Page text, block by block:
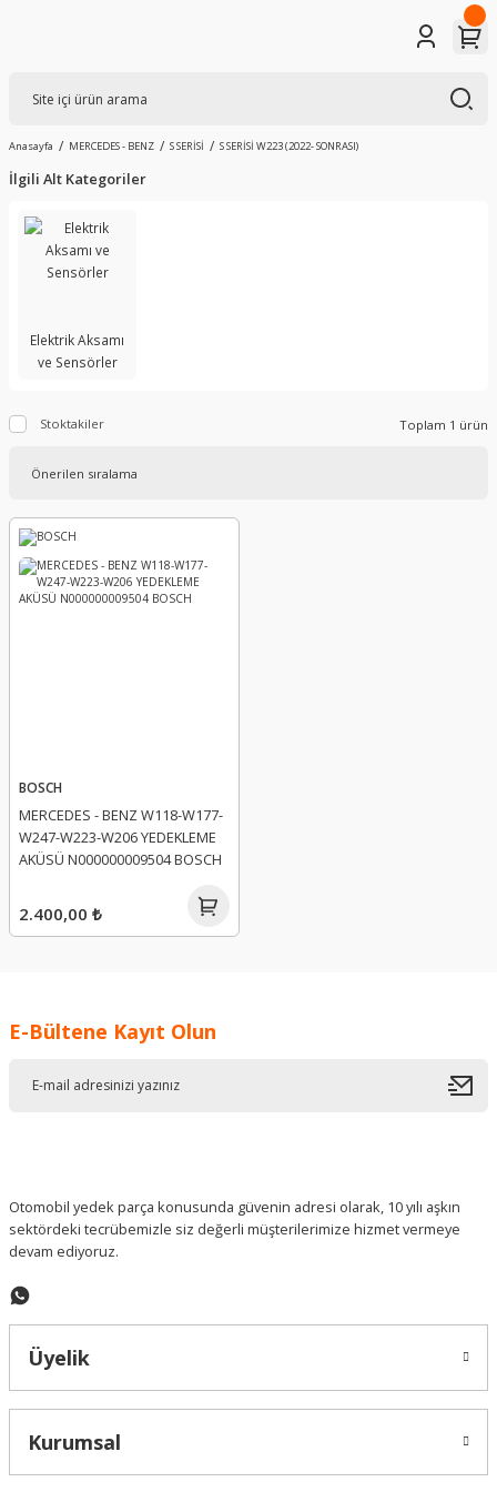
Anasayfa MERCEDES - BENZ S SERİSİ S SERİSİ W223 (2022- SONRASI)
İlgili Alt Kategoriler
Elektrik Aksamı
ve Sensörler
Stoktakiler Toplam 1 ürün
BOSCH
MERCEDES - BENZ W118-W177-
W247-W223-W206 YEDEKLEME
AKÜSÜ N000000009504 BOSCH
2.400,00 ₺
E-Bültene Kayıt Olun
Otomobil yedek parça konusunda güvenin adresi olarak, 10 yılı aşkın
sektördeki tecrübemizle siz değerli müşterilerimize hizmet vermeye
devam ediyoruz.
Üyelik
Kurumsal